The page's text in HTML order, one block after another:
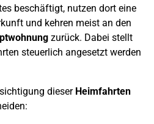
beschäftigt, nutzen dort eine
und kehren meist an den
zurück. Dabei stellt
steuerlich angesetzt werden
dieser Heimfahrten